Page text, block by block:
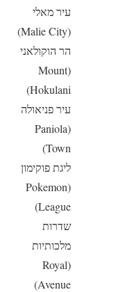
עיר מאלי
(Malie City)
הר הוקולאני
(Mount
Hokulani)
עיר פניאולה
(Paniola
Town)
ליגת פוקימון
(Pokemon
League)
שדרות
מלכותיות
(Royal
Avenue)